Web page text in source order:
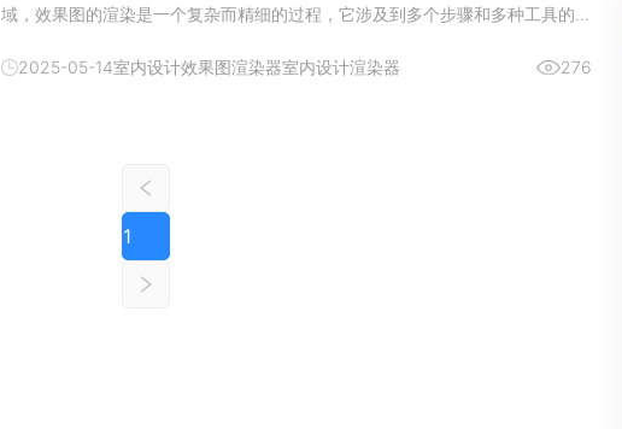
域，效果图的渲染是一个复杂而精细的过程，它涉及到多个步骤和多种工具的使
效果图渲染器。室内设计效果图渲染流程是什么？首先，室内设计效果图渲染流
2025-05-14室内设计效果图渲染器室内设计渲染器 276
1